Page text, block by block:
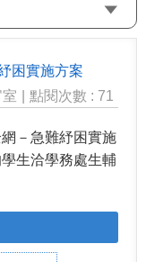
困實施方案
點閱次數 : 71
－急難紓困實施
生洽學務處生輔